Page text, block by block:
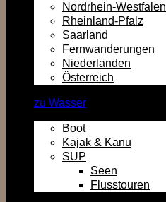
Nordrhein-Westfalen
Rheinland-Pfalz
Saarland
Fernwanderungen
Niederlanden
Österreich
zu Wasser
Boot
Kajak & Kanu
SUP
Seen
Flusstouren